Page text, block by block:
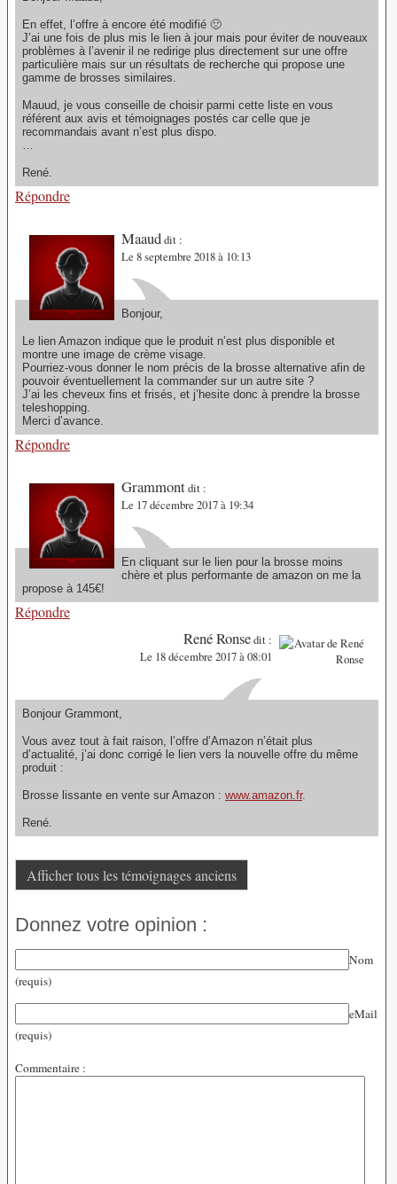
En effet, l’offre à encore été modifié 🙁
J’ai une fois de plus mis le lien à jour mais pour éviter de nouveaux
problèmes à l’avenir il ne redirige plus directement sur une offre
particulière mais sur un résultats de recherche qui propose une
gamme de brosses similaires.
Mauud, je vous conseille de choisir parmi cette liste en vous
référent aux avis et témoignages postés car celle que je
recommandais avant n’est plus dispo.
…
René.
Répondre
Maauddit :
Le 8 septembre 2018 à 10:13
Bonjour,
Le lien Amazon indique que le produit n’est plus disponible et
montre une image de crème visage.
Pourriez-vous donner le nom précis de la brosse alternative afin de
pouvoir éventuellement la commander sur un autre site ?
J’ai les cheveux fins et frisés, et j’hesite donc à prendre la brosse
teleshopping.
Merci d’avance.
Répondre
Grammontdit :
Le 17 décembre 2017 à 19:34
En cliquant sur le lien pour la brosse moins
chère et plus performante de amazon on me la
propose à 145€!
Répondre
René Ronsedit :
Le 18 décembre 2017 à 08:01
Bonjour Grammont,
Vous avez tout à fait raison, l’offre d’Amazon n’était plus
d’actualité, j’ai donc corrigé le lien vers la nouvelle offre du même
produit :
Brosse lissante en vente sur Amazon : www.amazon.fr.
René.
Afficher tous les témoignages anciens
Donnez votre opinion :
Nom
(requis)
eMail
(requis)
Commentaire :